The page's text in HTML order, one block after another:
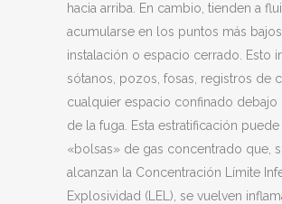
hacia arriba. En cambio, tienden a
acumularse en los puntos más
instalación o espacio cerrado. Esto
sótanos, pozos, fosas, registros de
cualquier espacio confinado debajo
de la fuga. Esta estratificación
«bolsas» de gas concentrado que, si
alcanzan la Concentración Límite
Explosividad (LEL), se vuelven